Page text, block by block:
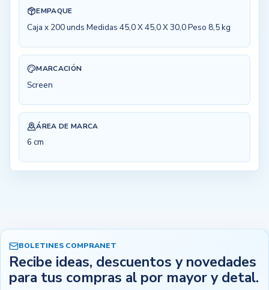
EMPAQUE
Caja x 200 unds Medidas 45,0 X 45,0 X 30,0 Peso 8,5 kg
MARCACIÓN
Screen
ÁREA DE MARCA
6 cm
BOLETINES COMPRANET
Recibe ideas, descuentos y novedades
para tus compras al por mayor y detal.